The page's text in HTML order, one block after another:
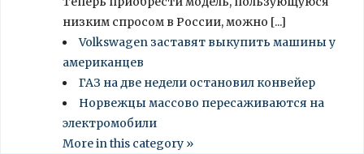
низким спросом в России, можно [...]
Volkswagen заставят выкупить машины у
американцев
ГАЗ на две недели остановил конвейер
Норвежцы массово пересаживаются на
электромобили
More in this category »